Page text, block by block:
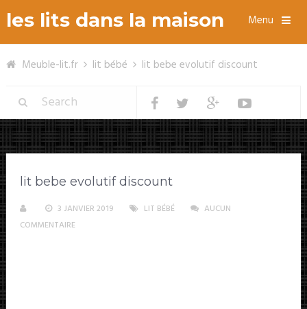
les lits dans la maison Menu
Meuble-lit.fr lit bébé lit bebe evolutif discount
lit bebe evolutif discount
3 JANVIER 2019 LIT BÉBÉ
AUCUN
COMMENTAIRE